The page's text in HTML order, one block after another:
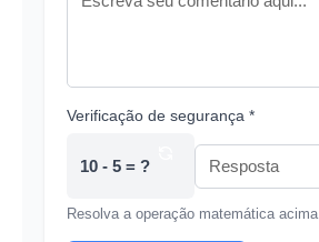
Verificação de segurança *
10 - 5 = ?
Resolva a operação matemática acima